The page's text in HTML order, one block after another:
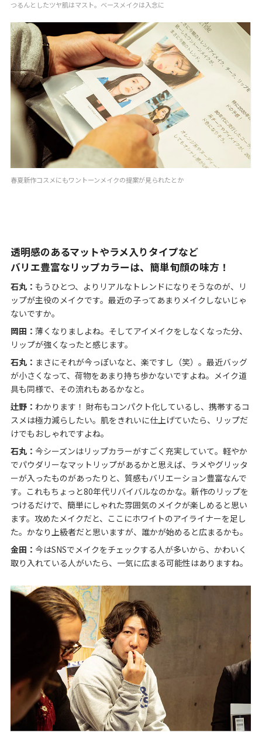
つるんとしたツヤ肌はマスト。ベースメイクは入念に
春夏新作コスメにもワントーンメイクの提案が見られたとか
透明感のあるマットやラメ入りタイプなど
バリエ豊富なリップカラーは、簡単旬顔の味方！
石丸： もうひとつ、よりリアルなトレンドになりそうなのが、リ
ップが主役のメイクです。最近の子ってあまりメイクしないじゃ
ないですか。
岡田： 薄くなりましよね。そしてアイメイクをしなくなった分、
リップが強くなったと感じます。
石丸： まさにそれが今っぽいなと、楽ですし（笑）。最近バッグ
が小さくなって、荷物をあまり持ち歩かないですよね。メイク道
具も同様で、その流れもあるかなと。
辻野： わかります！ 財布もコンパクト化しているし、携帯するコ
スメは極力減らしたい。肌をきれいに仕上げていたら、リップだ
けでもおしゃれですよね。
石丸： 今シーズンはリップカラーがすごく充実していて。軽やか
でパウダリーなマットリップがあるかと思えば、ラメやグリッタ
ーが入ったものがあったりと、質感もバリエーション豊富なんで
す。これもちょっと80年代リバイバルなのかな。新作のリップを
つけるだけで、簡単にしゃれた雰囲気のメイクが楽しめると思い
ます。攻めたメイクだと、ここにホワイトのアイライナーを足し
た。かなり上級者だと思いますが、誰かが始めると広まるかも。
金田： 今はSNSでメイクをチェックする人が多いから、かわいく
取り入れている人がいたら、一気に広まる可能性はありますね。